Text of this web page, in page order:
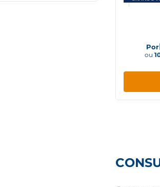
Por
ou